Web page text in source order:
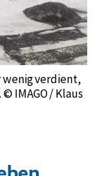
verdient,
IMAGO / Klaus